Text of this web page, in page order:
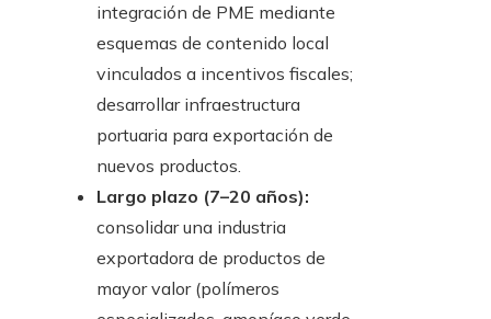
integración de PME mediante
esquemas de contenido local
vinculados a incentivos fiscales;
desarrollar infraestructura
portuaria para exportación de
nuevos productos.
Largo plazo (7–20 años):
consolidar una industria
exportadora de productos de
mayor valor (polímeros